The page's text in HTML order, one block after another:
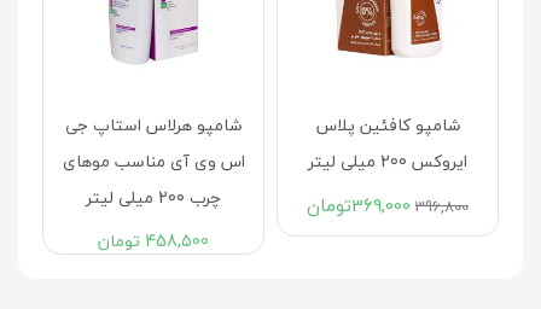
شامپو کافئین پلاس
ایروکس 200 میلی لیتر
396,800
369,000تومان
شامپو هرلاس استاپ جی
اس وی آی مناسب موهای
چرب 200 میلی لیتر
458,500 تومان